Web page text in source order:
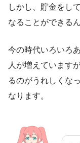
しかし、貯金をし
なることができる
今の時代いろいろ
人が増えています
るのがうれしくな
なります。